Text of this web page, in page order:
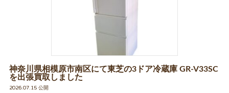
神奈川県相模原市南区にて東芝の3ドア冷蔵庫 GR-V33SC
を出張買取しました
2026.07.15 公開